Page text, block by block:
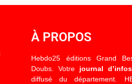
À PROPOS
Hebdo25 éditions Grand
Doubs. Votre journal
diffusé du département.